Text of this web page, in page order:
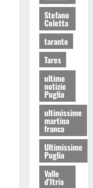
Stefano
Coletta
taranto
Tares
ultime
notizie
Puglia
ultimissime
martina
franca
Ultimissime
Puglia
Valle
d'Itria